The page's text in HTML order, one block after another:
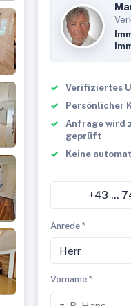
Verifiziertes
Persönlicher
Anfrage wird
geprüft
Keine
+43
Anrede *
Herr
Vorname *